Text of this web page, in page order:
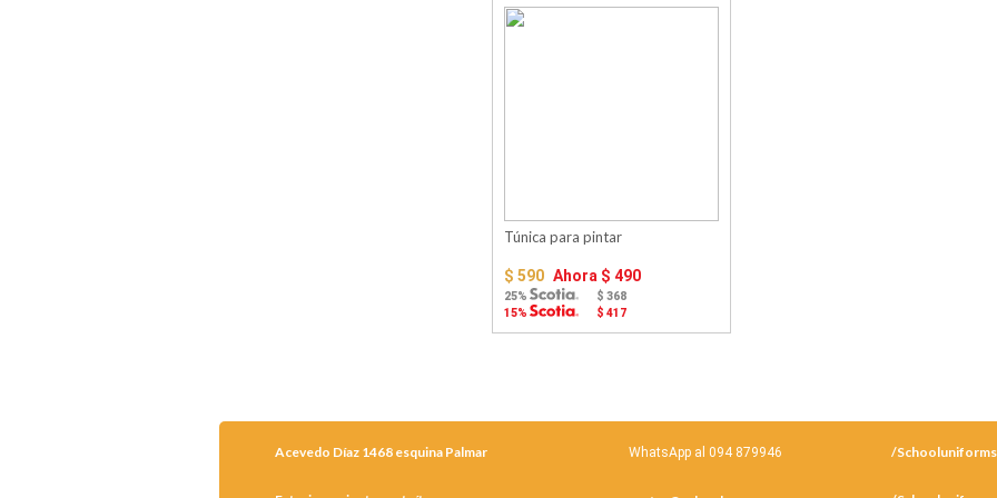
Túnica para pintar
$ 590 Ahora $ 490
25%
$ 368
15%
$ 417
Acevedo Díaz 1468 esquina Palmar WhatsApp al 094 879946 /